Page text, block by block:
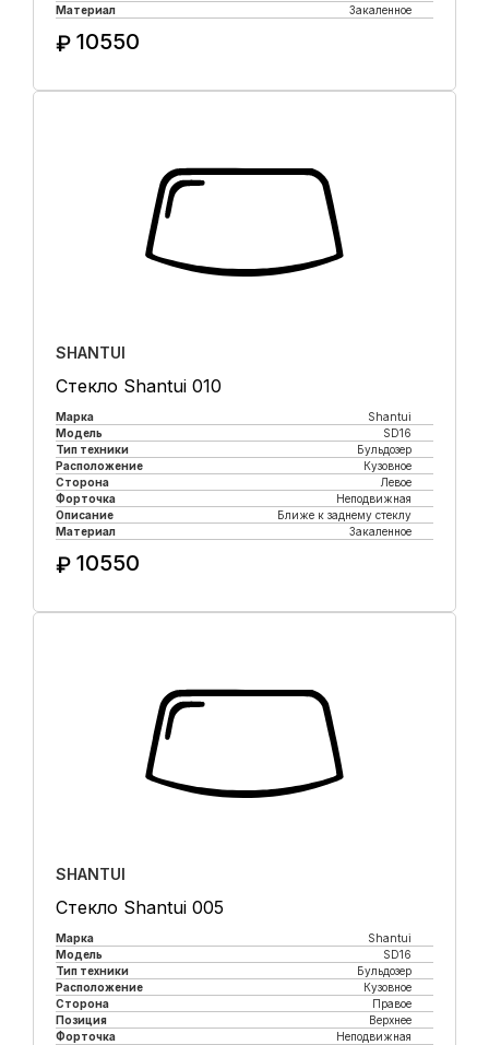
Материал Закаленное
₽ 10550
SHANTUI
Стекло Shantui 010
Марка
Shantui
Модель
SD16
Тип техники
Бульдозер
Расположение
Кузовное
Сторона
Левое
Форточка
Неподвижная
Описание
Ближе к заднему стеклу
Материал
Закаленное
₽ 10550
SHANTUI
Стекло Shantui 005
Марка
Shantui
Модель
SD16
Тип техники
Бульдозер
Расположение
Кузовное
Сторона
Правое
Позиция
Верхнее
Форточка
Неподвижная